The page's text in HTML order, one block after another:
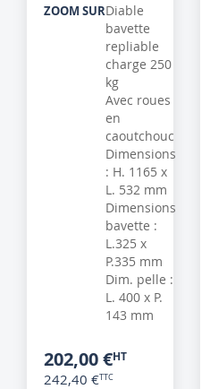
ZOOM SURDiable
bavette
repliable
charge 250
kg
Avec roues
en
caoutchouc
Dimensions
: H. 1165 x
L. 532 mm
Dimensions
bavette :
L.325 x
P.335 mm
Dim. pelle :
L. 400 x P.
143 mm
202,00 €
242,40 €